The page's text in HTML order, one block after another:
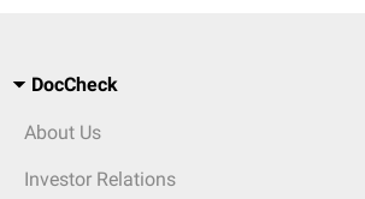
DocCheck
About Us
Investor Relations